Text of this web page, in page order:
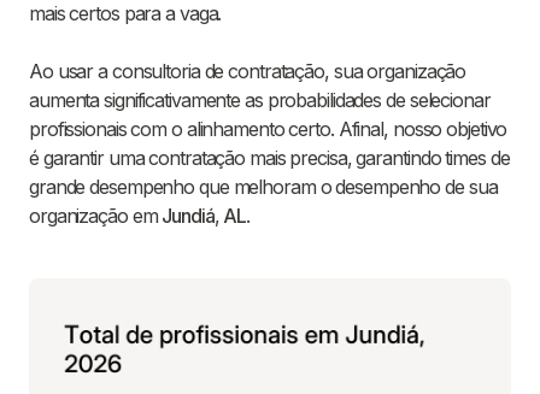
mais certos para a vaga.
Ao usar a consultoria de contratação, sua organização
aumenta significativamente as probabilidades de selecionar
profissionais com o alinhamento certo. Afinal, nosso objetivo
é garantir uma contratação mais precisa, garantindo times de
grande desempenho que melhoram o desempenho de sua
organização em Jundiá, AL.